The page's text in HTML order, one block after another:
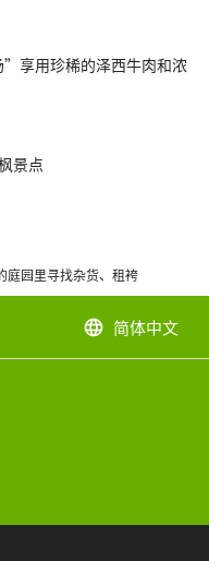
享用珍稀的泽西牛肉和浓
景点
庭园里寻找杂货、租袴
language 简体中文